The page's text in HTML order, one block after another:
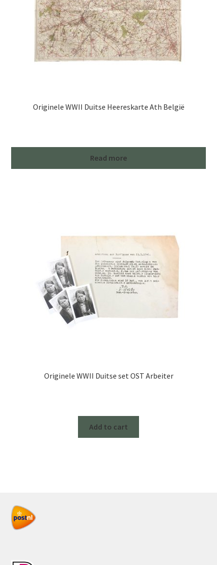
Originele WWII Duitse Heereskarte Ath België
Read more
Originele WWII Duitse set OST Arbeiter
Add to cart